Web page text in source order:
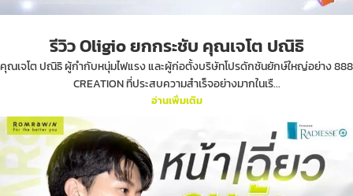
รีวิว Oligio ยกกระชับ คุณเจโต ปณิธิ
คุณเจโต ปณิธิ ผู้กำกับหนุ่มไฟแรง และผู้ก่อตั้งบริษัทโปรดักชันยักษ์ใหญ่อย่าง 888
CREATION ที่ประสบความสำเร็จอย่างมากในเรื...
อ่านเพิ่มเติม